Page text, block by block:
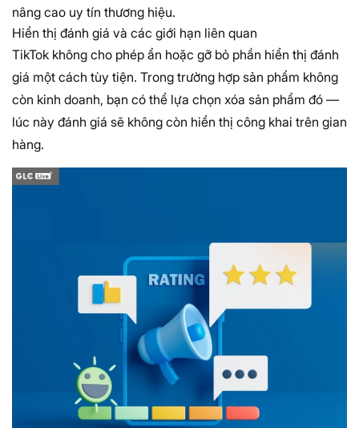
nâng cao uy tín thương hiệu.
Hiển thị đánh giá và các giới hạn liên quan
TikTok không cho phép ẩn hoặc gỡ bỏ phần hiển thị đánh
giá một cách tùy tiện. Trong trường hợp sản phẩm không
còn kinh doanh, bạn có thể lựa chọn xóa sản phẩm đó —
lúc này đánh giá sẽ không còn hiển thị công khai trên gian
hàng.